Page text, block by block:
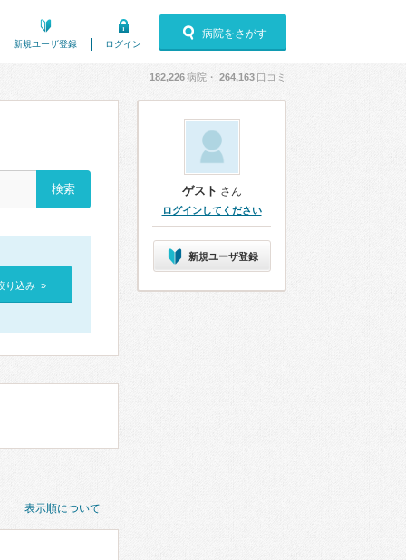
新規ユーザ登録 ログイン
病院をさがす
182,226病院・ 264,163 口コミ
り込み »
表示順について
ゲスト さん
ログインしてください
新規ユーザ登録